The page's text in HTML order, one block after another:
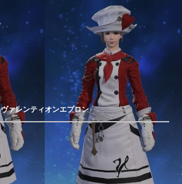
ヴァレンティオンエプロン